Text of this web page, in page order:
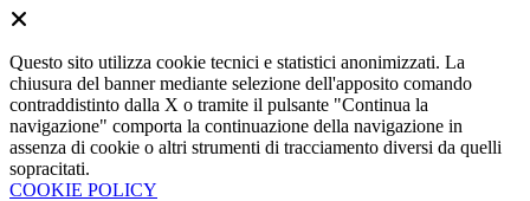
Questo sito utilizza cookie tecnici e statistici anonimizzati. La
chiusura del banner mediante selezione dell'apposito comando
contraddistinto dalla X o tramite il pulsante "Continua la
navigazione" comporta la continuazione della navigazione in
assenza di cookie o altri strumenti di tracciamento diversi da quelli
sopracitati.
COOKIE POLICY